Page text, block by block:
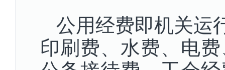
公用经费即机关运
印刷费、水费、电